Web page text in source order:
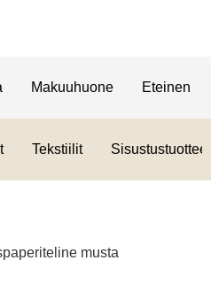
Makuuhuone Eteinen
Tekstiilit Sisustustuotteet